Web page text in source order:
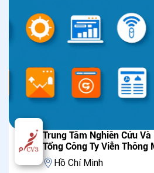
Trung Tâm Nghiên Cứu
Tổng Công Ty Viễn Thông
Hồ Chí Minh